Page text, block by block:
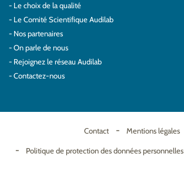
Le choix de la qualité
Le Comité Scientifique Audilab
Nos partenaires
On parle de nous
Rejoignez le réseau Audilab
Contactez-nous
Contact Mentions légales
Politique de protection des données personnelles